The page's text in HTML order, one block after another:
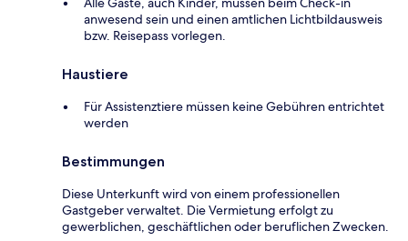
anwesend sein und einen amtlichen Lichtbildausweis
bzw. Reisepass vorlegen.
Haustiere
Für Assistenztiere müssen keine Gebühren entrichtet
werden
Bestimmungen
Diese Unterkunft wird von einem professionellen
Gastgeber verwaltet. Die Vermietung erfolgt zu
gewerblichen, geschäftlichen oder beruflichen Zwecken.